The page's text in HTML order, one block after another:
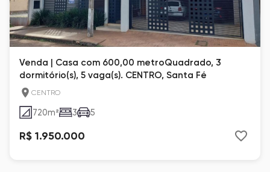
Venda | Casa com 600,00 metroQuadrado, 3
dormitório(s), 5 vaga(s). CENTRO, Santa Fé
CENTRO
720m² 3 5
R$ 1.950.000